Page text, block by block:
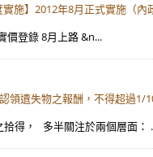
施】2012年8月正式實施（內
登錄 8月上路 &n...
領遺失物之報酬，不得超過1/
得， 多半關注於兩個層面：